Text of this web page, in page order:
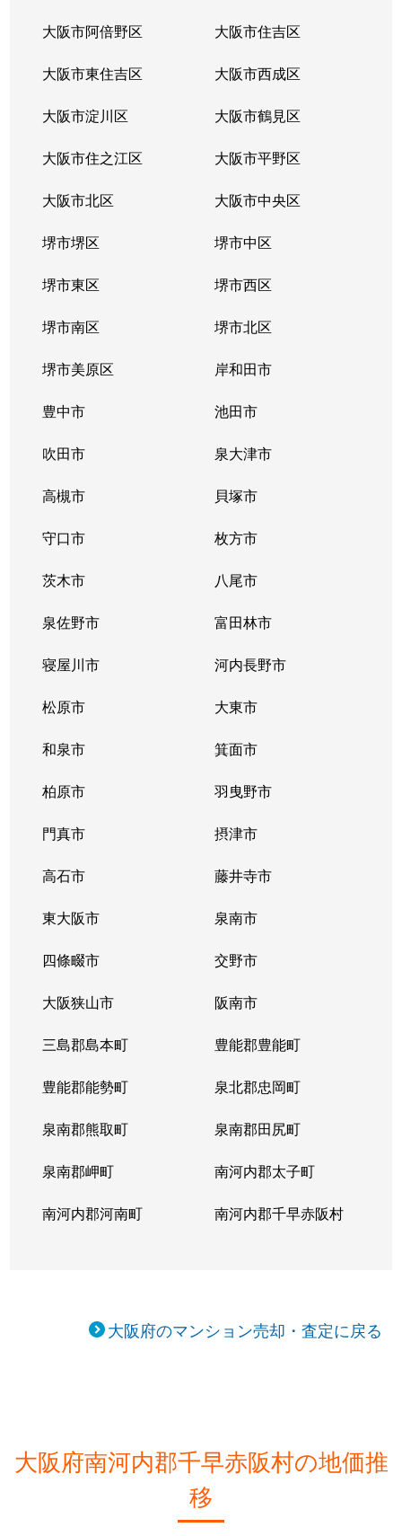
大阪市阿倍野区 大阪市住吉区
大阪市東住吉区 大阪市西成区
大阪市淀川区 大阪市鶴見区
大阪市住之江区 大阪市平野区
大阪市北区 大阪市中央区
堺市堺区 堺市中区
堺市東区 堺市西区
堺市南区 堺市北区
堺市美原区 岸和田市
豊中市 池田市
吹田市 泉大津市
高槻市 貝塚市
守口市 枚方市
茨木市 八尾市
泉佐野市 富田林市
寝屋川市 河内長野市
松原市 大東市
和泉市 箕面市
柏原市 羽曳野市
門真市 摂津市
高石市 藤井寺市
東大阪市 泉南市
四條畷市 交野市
大阪狭山市 阪南市
三島郡島本町 豊能郡豊能町
豊能郡能勢町 泉北郡忠岡町
泉南郡熊取町 泉南郡田尻町
泉南郡岬町 南河内郡太子町
南河内郡河南町 南河内郡千早赤阪村
大阪府のマンション売却・査定に戻る
大阪府南河内郡千早赤阪村の地価推
移